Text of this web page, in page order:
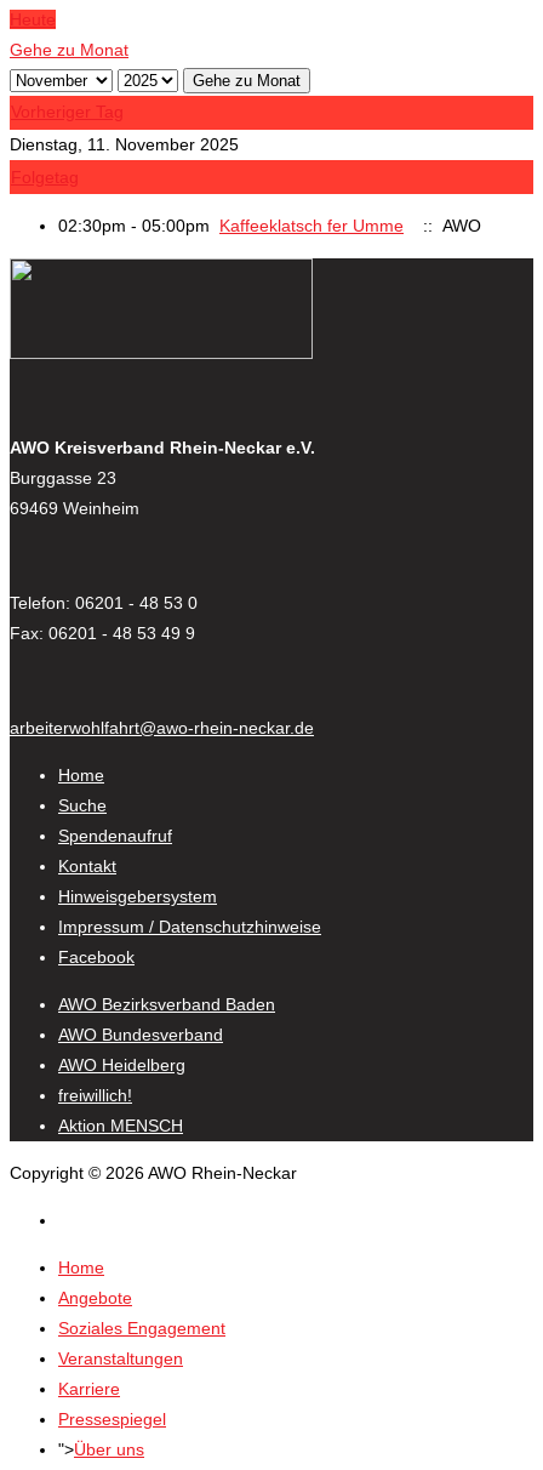
Heute
Gehe zu Monat
Gehe zu Monat
Vorheriger Tag
Dienstag, 11. November 2025
Folgetag
02:30pm - 05:00pm Kaffeeklatsch fer Umme :: AWO
AWO Kreisverband Rhein-Neckar e.V.
Burggasse 23
69469 Weinheim
Telefon: 06201 - 48 53 0
Fax: 06201 - 48 53 49 9
arbeiterwohlfahrt@awo-rhein-neckar.de
Home
Suche
Spendenaufruf
Kontakt
Hinweisgebersystem
Impressum / Datenschutzhinweise
Facebook
AWO Bezirksverband Baden
AWO Bundesverband
AWO Heidelberg
freiwillich!
Aktion MENSCH
Copyright © 2026 AWO Rhein-Neckar
Home
Angebote
Soziales Engagement
Veranstaltungen
Karriere
Pressespiegel
">Über uns